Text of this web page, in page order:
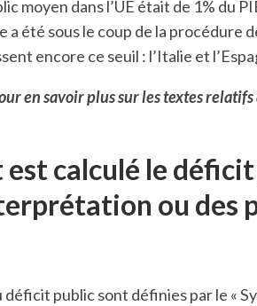
moyen dans l’UE était de 1% du
a été sous le coup de la procédure
encore ce seuil : l’Italie et
en savoir plus sur les textes
est calculé le
ou des
déficit public sont définies par le «